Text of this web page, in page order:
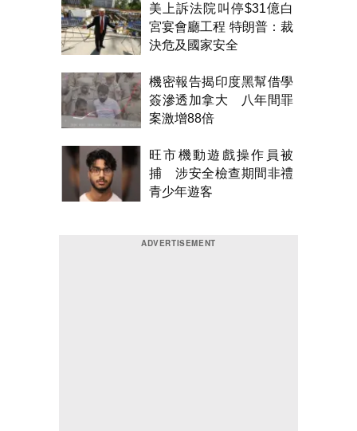
美上訴法院叫停$31億白
宮宴會廳工程 特朗普：裁
決危及國家安全
機密報告揭印度黑幫借學
簽滲透加拿大 八年間罪
案激增88倍
旺市機動遊戲操作員被
捕 涉安全檢查期間非禮
青少年遊客